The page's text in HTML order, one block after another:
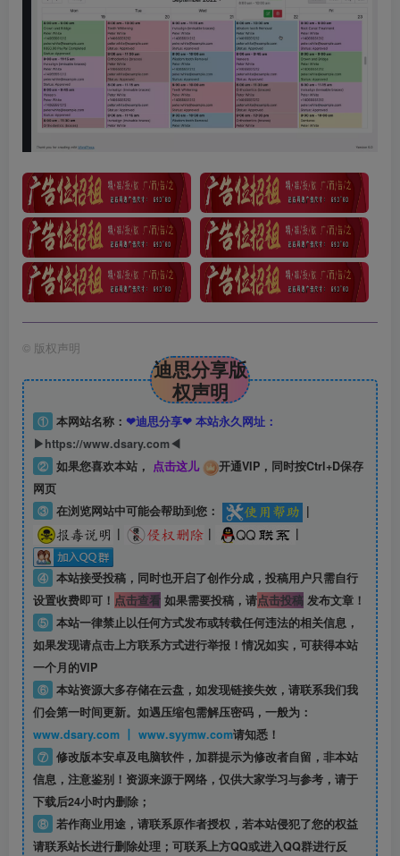
© 版权声明
迪思分享版
权声明
① 本网站名称： ❤迪思分享❤ 本站永久网址：
▶https://www.dsary.com◀
② 如果您喜欢本站， 点击这儿
开通VIP，同时按Ctrl+D保存
网页
③ 在浏览网站中可能会帮助到您：
|
|
| |
④ 本站接受投稿，同时也开启了创作分成，投稿用户只需自行
设置收费即可！ 点击查看如果需要投稿，请点击投稿发布文章！
⑤ 本站一律禁止以任何方式发布或转载任何违法的相关信息，
如果发现请点击上方联系方式进行举报！情况如实，可获得本站
一个月的VIP
⑥ 本站资源大多存储在云盘，如发现链接失效，请联系我们我
们会第一时间更新。如遇压缩包需解压密码，一般为：
www.dsary.com 丨 www.syymw.com请知悉！
⑦ 修改版本安卓及电脑软件，加群提示为修改者自留， 非本站
信息，注意鉴别！资源来源于网络，仅供大家学习与参考，请于
下载后24小时内删除；
⑧ 若作商业用途，请联系原作者授权，若本站侵犯了您的权益
请联系站长进行删除处理；可联系上方QQ或进入QQ群进行反